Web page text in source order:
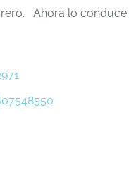
Ahora lo conduce